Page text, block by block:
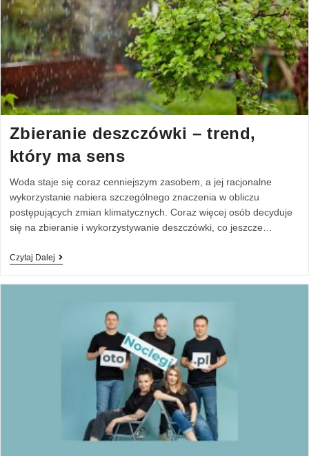
Zbieranie deszczówki – trend,
który ma sens
Woda staje się coraz cenniejszym zasobem, a jej racjonalne
wykorzystanie nabiera szczególnego znaczenia w obliczu
postępujących zmian klimatycznych. Coraz więcej osób decyduje
się na zbieranie i wykorzystywanie deszczówki, co jeszcze…
Czytaj Dalej